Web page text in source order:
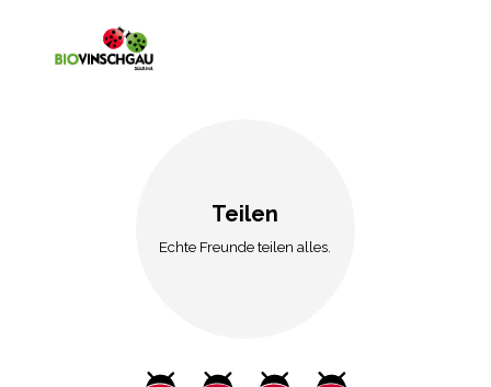
Teilen
Echte Freunde teilen alles.